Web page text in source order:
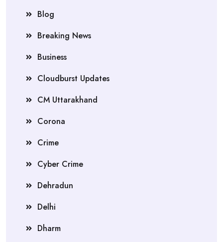
Blog
Breaking News
Business
Cloudburst Updates
CM Uttarakhand
Corona
Crime
Cyber Crime
Dehradun
Delhi
Dharm